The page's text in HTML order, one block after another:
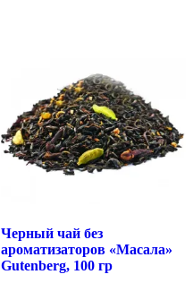
Черный чай без
ароматизаторов «Масала»
Gutenberg, 100 гр